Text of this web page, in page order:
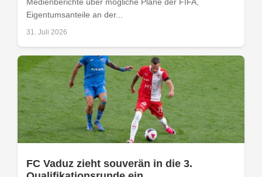
Eigentumsanteile an der...
31. Juli 2026
FC Vaduz zieht souverän in die 3.